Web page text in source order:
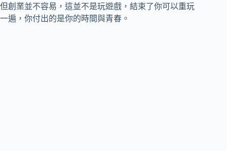
但創業並不容易，這並不是玩遊戲，結束了你可以重玩
一遍，你付出的是你的時間與青春。